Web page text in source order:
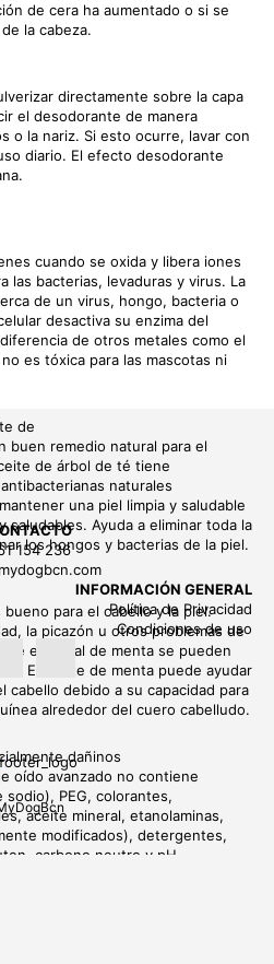
de cera ha aumentado o si se
la cabeza.
directamente sobre la capa
el desodorante de manera
o la nariz. Si esto ocurre, lavar con
diario. El efecto desodorante
cuando se oxida y libera iones
las bacterias, levaduras y virus. La
de un virus, hongo, bacteria o
desactiva su enzima del
de otros metales como el
es tóxica para las mascotas ni
de
buen remedio natural para el
de árbol de té tiene
naturales
una piel limpia y saludable
Ayuda a eliminar toda la
los hongos y bacterias de la piel.
para el cabello y la piel.
la picazón u otros problemas de
esencial de menta se pueden
El aceite de menta puede ayudar
cabello debido a su capacidad para
alrededor del cuero cabelludo.
dañinos
oído avanzado no contiene
sodio), PEG, colorantes,
aceite mineral, etanolaminas,
modificados), detergentes,
carbono neutro y pH
(citrato de plata), emulsionantes,
154 236
INFORMACIÓN GENERAL
Política de Privacidad
Condiciones de uso